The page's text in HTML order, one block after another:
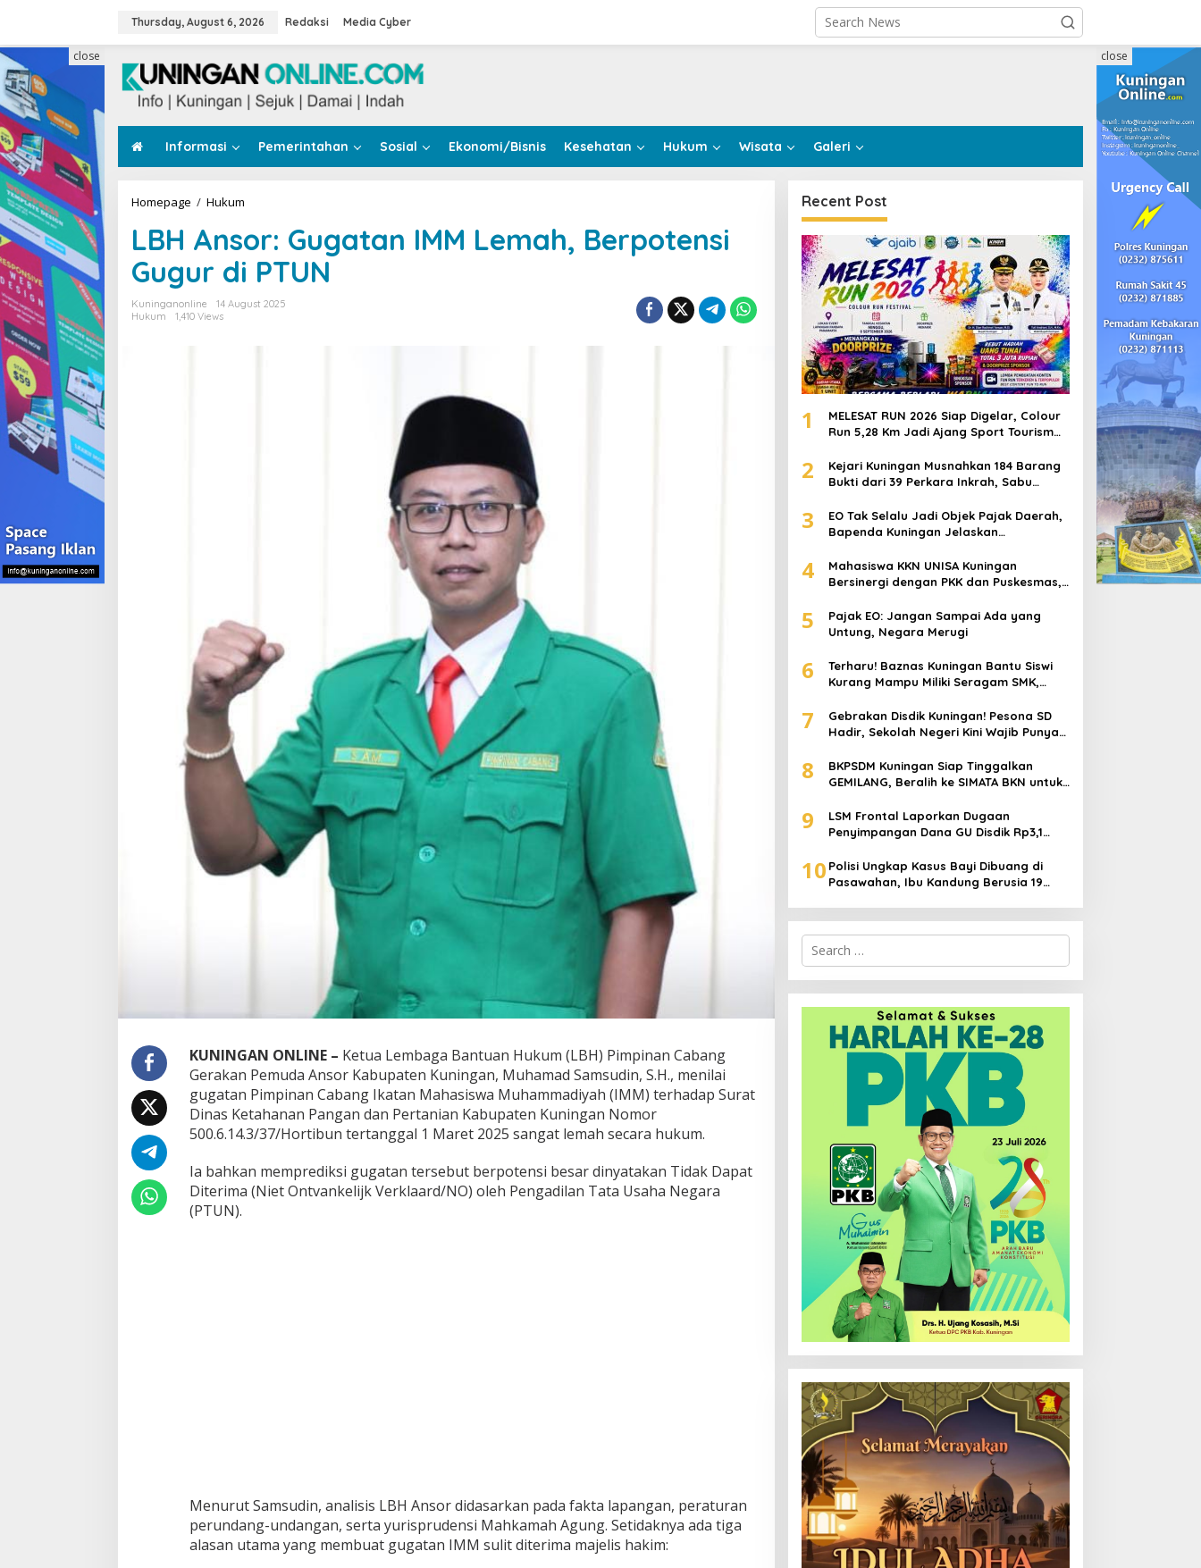
Thursday, August 6, 2026 Redaksi Media Cyber
Informasi Pemerintahan Sosial Ekonomi/Bisnis Kesehatan Hukum Wisata Galeri
close close
Homepage / Hukum
Gugatan
IMM
Lemah,
Berpotensi
Gugur
di
LBH Ansor: Gugatan IMM Lemah, Berpotensi
Gugur di PTUN
Kuninganonline
14 August 2025
Hukum
1,410 Views
KUNINGAN ONLINE – Ketua Lembaga Bantuan Hukum (LBH) Pimpinan Cabang
Gerakan Pemuda Ansor Kabupaten Kuningan, Muhamad Samsudin, S.H., menilai
gugatan Pimpinan Cabang Ikatan Mahasiswa Muhammadiyah (IMM) terhadap Surat
Dinas Ketahanan Pangan dan Pertanian Kabupaten Kuningan Nomor
500.6.14.3/37/Hortibun tertanggal 1 Maret 2025 sangat lemah secara hukum.
Ia bahkan memprediksi gugatan tersebut berpotensi besar dinyatakan Tidak Dapat
Diterima (Niet Ontvankelijk Verklaard/NO) oleh Pengadilan Tata Usaha Negara
(PTUN).
Menurut Samsudin, analisis LBH Ansor didasarkan pada fakta lapangan, peraturan
perundang-undangan, serta yurisprudensi Mahkamah Agung. Setidaknya ada tiga
alasan utama yang membuat gugatan IMM sulit diterima majelis hakim:
Recent Post
1
MELESAT RUN 2026 Siap Digelar, Colour
Run 5,28 Km Jadi Ajang Sport Tourism
2
Kejari Kuningan Musnahkan 184 Barang
Bukti dari 39 Perkara Inkrah, Sabu
3
EO Tak Selalu Jadi Objek Pajak Daerah,
Bapenda Kuningan Jelaskan
4
Mahasiswa KKN UNISA Kuningan
Bersinergi dengan PKK dan Puskesmas,
hingga Perawatan Lansia
5
Pajak EO: Jangan Sampai Ada yang
Untung, Negara Merugi
6
Terharu! Baznas Kuningan Bantu Siswi
Kurang Mampu Miliki Seragam SMK,
Padam
7
Gebrakan Disdik Kuningan! Pesona SD
Hadir, Sekolah Negeri Kini Wajib Punya
8
BKPSDM Kuningan Siap Tinggalkan
GEMILANG, Beralih ke SIMATA BKN untuk
9
LSM Frontal Laporkan Dugaan
Penyimpangan Dana GU Disdik Rp3,1
Talangan Pejabat
10 Polisi Ungkap Kasus Bayi Dibuang di
Pasawahan, Ibu Kandung Berusia 19
Search
for: